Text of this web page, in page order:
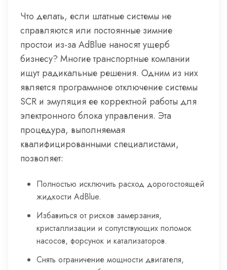
Что делать, если штатные системы не
справляются или постоянные зимние
простои из-за AdBlue наносят ущерб
бизнесу? Многие транспортные компании
ищут радикальные решения. Одним из них
является программное отключение системы
SCR и эмуляция ее корректной работы для
электронного блока управления. Эта
процедура, выполняемая
квалифицированными специалистами,
позволяет:
Полностью исключить расход дорогостоящей
жидкости AdBlue.
Избавиться от рисков замерзания,
кристаллизации и сопутствующих поломок
насосов, форсунок и катализаторов.
Снять ограничение мощности двигателя,